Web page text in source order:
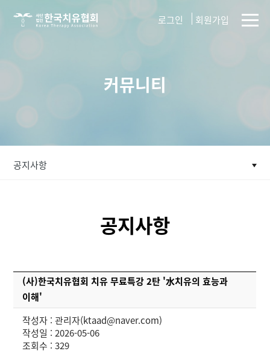
사단법인
로그인 회원가입
커뮤니티
공지사항
공지사항
(사)한국치유협회 치유 무료특강 2탄 '水치유의 효능과
이해'
작성자 : 관리자(ktaad@naver.com)
작성일 : 2026-05-06
조회수 : 329